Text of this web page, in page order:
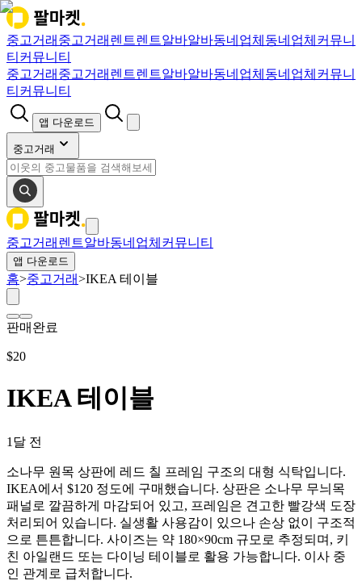
중고거래 중고거래 렌트렌트알바알바동네업체 동네업체 커뮤니
티 커뮤니티
중고거래 중고거래 렌트렌트알바알바동네업체 동네업체 커뮤니
티 커뮤니티
앱 다운로드
중고거래
중고거래 렌트알바동네업체 커뮤니티
앱 다운로드
홈>중고거래>IKEA 테이블
판매완료
$20
IKEA 테이블
1달 전
소나무 원목 상판에 레드 칠 프레임 구조의 대형 식탁입니다.
IKEA에서 $120 정도에 구매했습니다. 상판은 소나무 무늬목
패널로 깔끔하게 마감되어 있고, 프레임은 견고한 빨강색 도장
처리되어 있습니다. 실생활 사용감이 있으나 손상 없이 구조적
으로 튼튼합니다. 사이즈는 약 180×90cm 규모로 추정되며, 키
친 아일랜드 또는 다이닝 테이블로 활용 가능합니다. 이사 중
인 관계로 급처합니다.